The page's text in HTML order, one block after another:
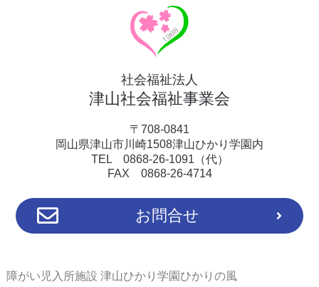
社会福祉法人
津山社会福祉事業会
〒708-0841
岡山県津山市川崎1508津山ひかり学園内
TEL 0868-26-1091（代）
FAX 0868-26-4714
お問合せ
障がい児入所施設 津山ひかり学園ひかりの風